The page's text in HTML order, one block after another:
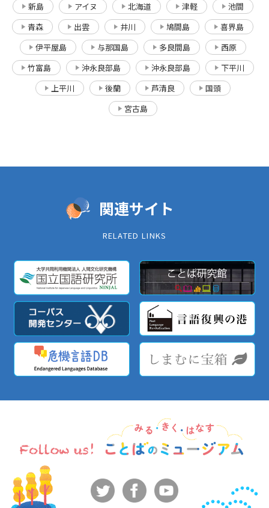
新島 アイヌ 北海道 津軽
池間
青森
出雲 井川 鳩間島
喜界島
伊平屋島
与那国島 多良間島
西原
竹富島
沖永良部島 沖永良部島
下平川
上平川
後蘭 芦清良
国頭
宮古島
関連サイト
RELATED LINKS